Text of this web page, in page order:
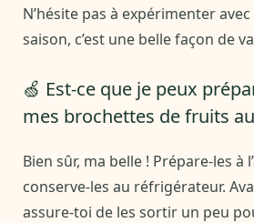
N’hésite pas à expérimenter
saison, c’est une belle façon de
🍏 Est-ce que je peux
mes brochettes de fruits
Bien sûr, ma belle ! Prépare-les à
conserve-les au réfrigérateur.
assure-toi de les sortir un peu